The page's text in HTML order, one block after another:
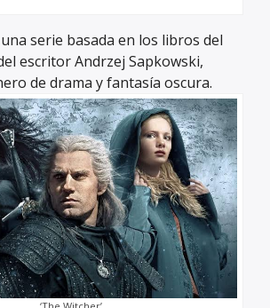
una serie basada en los libros del
escritor Andrzej Sapkowski,
de drama y fantasía oscura.
‘The Witcher’